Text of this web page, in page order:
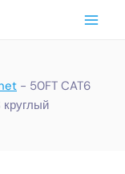
- 50FT CAT6